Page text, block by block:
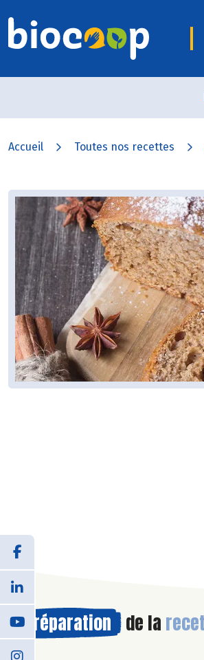
Accueil Toutes nos recettes
Préparation de la